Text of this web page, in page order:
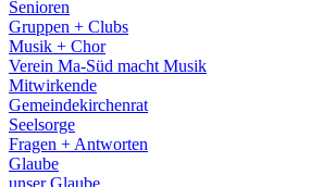
Senioren
Gruppen + Clubs
Musik + Chor
Verein Ma-Süd macht Musik
Mitwirkende
Gemeindekirchenrat
Seelsorge
Fragen + Antworten
Glaube
unser Glaube